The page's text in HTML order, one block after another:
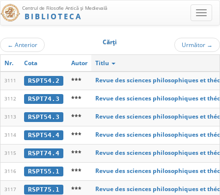
Centrul de Filosofie Antică şi Medievală
BIBLIOTECA
← Anterior Cărţi Următor →
Nr. Cota Autor Titlu
3111 RSPT54.2 *** Revue des sciences philosophiques et
3112 RSPT74.3 *** Revue des sciences philosophiques et
3113 RSPT54.3 *** Revue des sciences philosophiques et
3114 RSPT54.4 *** Revue des sciences philosophiques et
3115 RSPT74.4 *** Revue des sciences philosophiques et
3116 RSPT55.1 *** Revue des sciences philosophiques et
3117 RSPT75.1 *** Revue des sciences philosophiques et